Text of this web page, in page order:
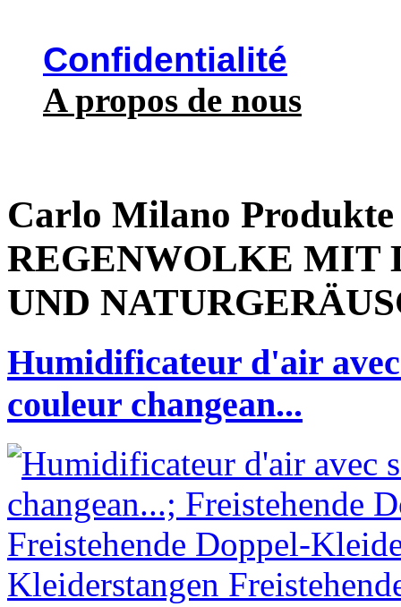
Confidentialité
A propos de nous
Carlo Milano
REGENWOLKE MIT
UND
Humidificateur d'air
couleur changean...